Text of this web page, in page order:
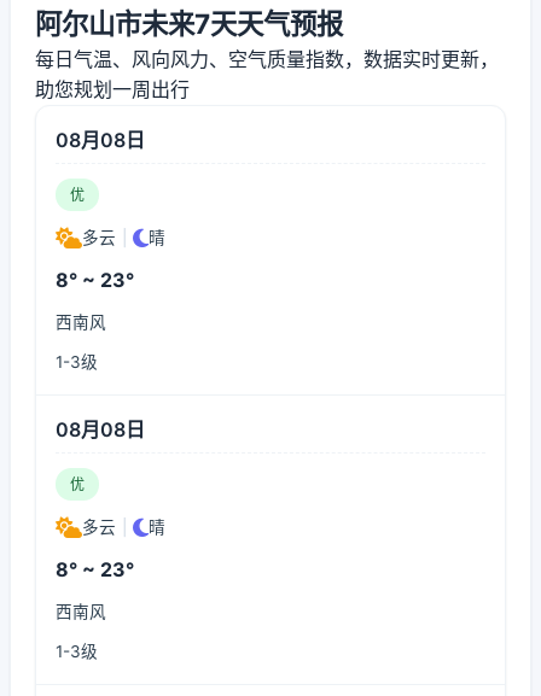
阿尔山市未来7天天气预报
每日气温、风向风力、空气质量指数，数据实时更新，
助您规划一周出行
08月08日
优
多云 晴
8° ~ 23°
西南风
1-3级
08月08日
优
多云 晴
8° ~ 23°
西南风
1-3级